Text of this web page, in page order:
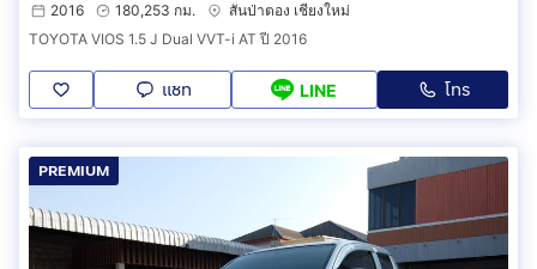
2016
180,253 กม.
สันป่าตอง เชียงใหม่
TOYOTA VIOS 1.5 J Dual VVT-i AT ปี 2016
แชท LINE โทร
PREMIUM